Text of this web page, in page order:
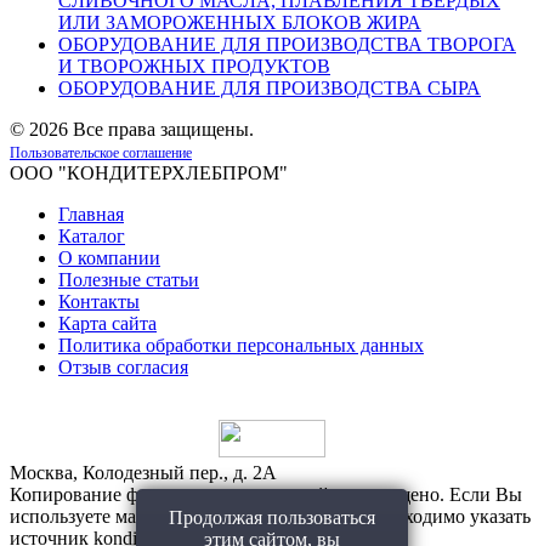
ИЛИ ЗАМОРОЖЕННЫХ БЛОКОВ ЖИРА
ОБОРУДОВАНИЕ ДЛЯ ПРОИЗВОДСТВА ТВОРОГА
И ТВОРОЖНЫХ ПРОДУКТОВ
ОБОРУДОВАНИЕ ДЛЯ ПРОИЗВОДСТВА СЫРА
© 2026 Все права защищены.
Пользовательское соглашение
ООО "КОНДИТЕРХЛЕБПРОМ"
Главная
Каталог
О компании
Полезные статьи
Контакты
Карта сайта
Политика обработки персональных данных
Отзыв согласия
Москва, Колодезный пер., д. 2А
Копирование фото и материалов с сайта запрещено. Если Вы
используете материалы с нашего сайта, то необходимо указать
источник konditerhlebprom.ru
Продолжая пользоваться
этим сайтом, вы